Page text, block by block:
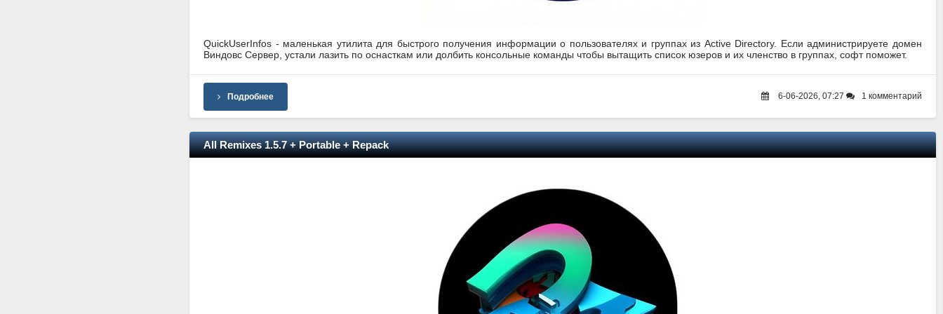
QuickUserInfos - маленькая утилита для быстрого получения информации о пользователях и группах из Active Directory. Если администрируете домен
Виндовс Сервер, устали лазить по оснасткам или долбить консольные команды чтобы вытащить список юзеров и их членство в группах, софт поможет.
Подробнее 6-06-2026, 07:27 1 комментарий
All Remixes 1.5.7 + Portable + Repack